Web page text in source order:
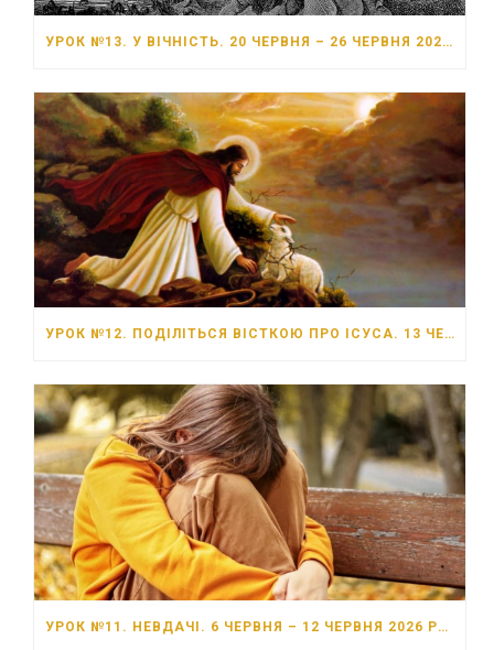
УРОК №13. У ВІЧНІСТЬ. 20 ЧЕРВНЯ – 26 ЧЕРВНЯ 2026 РОКУ
УРОК №12. ПОДІЛІТЬСЯ ВІСТКОЮ ПРО ІСУСА. 13 ЧЕРВНЯ – 19 ЧЕРВНЯ 2026 РОКУ
УРОК №11. НЕВДАЧІ. 6 ЧЕРВНЯ – 12 ЧЕРВНЯ 2026 РОКУ